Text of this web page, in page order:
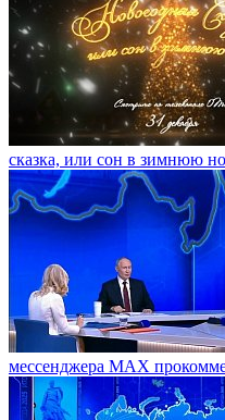
сказка, или сон в зимнюю
мессенджера MAX